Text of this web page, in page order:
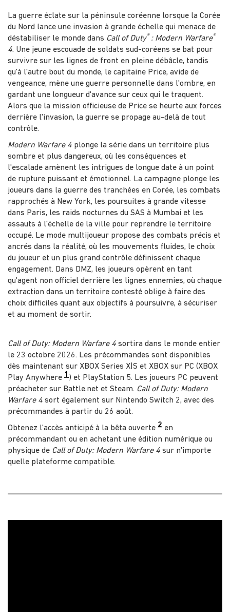
La guerre éclate sur la péninsule coréenne lorsque la Corée
du Nord lance une invasion à grande échelle qui menace de
déstabiliser le monde dans Call of Duty® : Modern Warfare®
4. Une jeune escouade de soldats sud-coréens se bat pour
survivre sur les lignes de front en pleine débâcle, tandis
qu'à l'autre bout du monde, le capitaine Price, avide de
vengeance, mène une guerre personnelle dans l'ombre, en
gardant une longueur d'avance sur ceux qui le traquent.
Alors que la mission officieuse de Price se heurte aux forces
derrière l'invasion, la guerre se propage au-delà de tout
contrôle.
Modern Warfare 4 plonge la série dans un territoire plus
sombre et plus dangereux, où les conséquences et
l'escalade amènent les intrigues de longue date à un point
de rupture puissant et émotionnel. La campagne plonge les
joueurs dans la guerre des tranchées en Corée, les combats
rapprochés à New York, les poursuites à grande vitesse
dans Paris, les raids nocturnes du SAS à Mumbai et les
assauts à l'échelle de la ville pour reprendre le territoire
occupé. Le mode multijoueur propose des combats précis et
ancrés dans la réalité, où les mouvements fluides, le choix
du joueur et un plus grand contrôle définissent chaque
engagement. Dans DMZ, les joueurs opèrent en tant
qu'agent non officiel derrière les lignes ennemies, où chaque
extraction dans un territoire contesté oblige à faire des
choix difficiles quant aux objectifs à poursuivre, à sécuriser
et au moment de sortir.
Call of Duty: Modern Warfare 4 sortira dans le monde entier
le 23 octobre 2026. Les précommandes sont disponibles
dès maintenant sur XBOX Series X|S et XBOX sur PC (XBOX
Play Anywhere 1 ) et PlayStation 5. Les joueurs PC peuvent
préacheter sur Battle.net et Steam. Call of Duty: Modern
Warfare 4 sort également sur Nintendo Switch 2, avec des
précommandes à partir du 26 août.
Obtenez l'accès anticipé à la bêta ouverte 2 en
précommandant ou en achetant une édition numérique ou
physique de Call of Duty: Modern Warfare 4 sur n'importe
quelle plateforme compatible.